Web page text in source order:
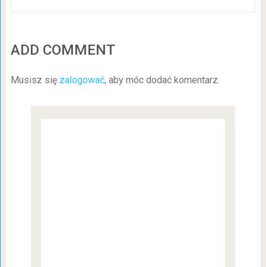
ADD COMMENT
Musisz się zalogować, aby móc dodać komentarz.